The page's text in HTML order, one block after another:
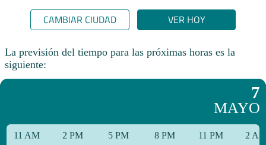
CAMBIAR CIUDAD VER HOY
La previsión del tiempo para las próximas horas es la
siguiente:
7
MAYO
11 AM 2 PM 5 PM 8 PM 11 PM 2